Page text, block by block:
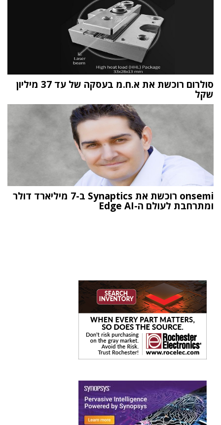
סולרום רוכשת את א.ח.מ בעסקה של עד 37 מיליון
שקל
onsemi רוכשת את Synaptics ב-7 מיליארד דולר
ומתרחבת לעולם ה-Edge AI